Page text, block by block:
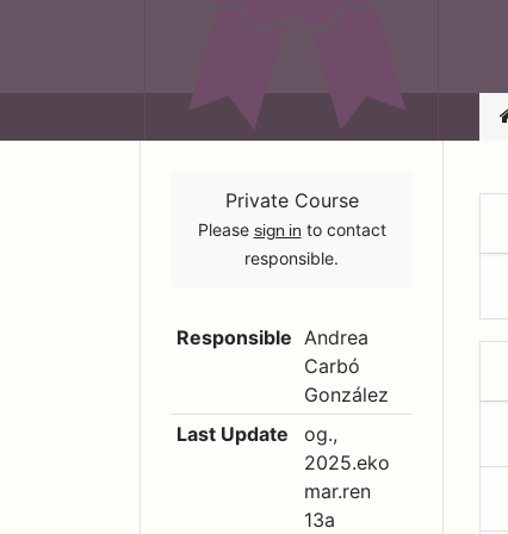
Private Course
Please sign in to contact
responsible.
Responsible Andrea
Carbó
González
Last Update
og.,
2025.eko
mar.ren
13a